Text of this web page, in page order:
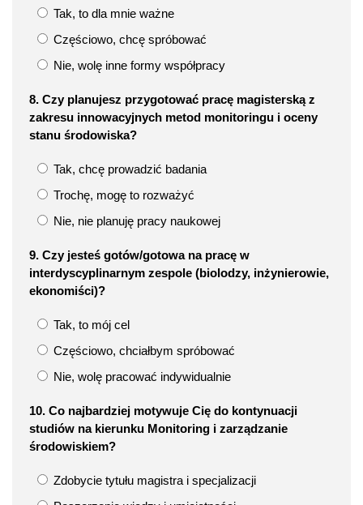
Tak, to dla mnie ważne
Częściowo, chcę spróbować
Nie, wolę inne formy współpracy
8. Czy planujesz przygotować pracę magisterską z
zakresu innowacyjnych metod monitoringu i oceny
stanu środowiska?
Tak, chcę prowadzić badania
Trochę, mogę to rozważyć
Nie, nie planuję pracy naukowej
9. Czy jesteś gotów/gotowa na pracę w
interdyscyplinarnym zespole (biolodzy, inżynierowie,
ekonomiści)?
Tak, to mój cel
Częściowo, chciałbym spróbować
Nie, wolę pracować indywidualnie
10. Co najbardziej motywuje Cię do kontynuacji
studiów na kierunku Monitoring i zarządzanie
środowiskiem?
Zdobycie tytułu magistra i specjalizacji